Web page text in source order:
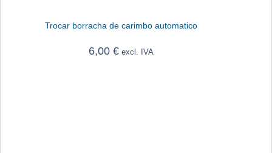
Trocar borracha de carimbo automatico
6,00 €excl. IVA